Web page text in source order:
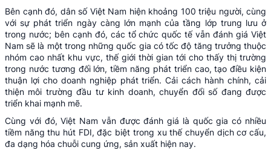
Bên cạnh đó, dân số Việt Nam hiện khoảng 100 triệu người, cùng
với sự phát triển ngày càng lớn mạnh của tầng lớp trung lưu ở
trong nước; bên cạnh đó, các tổ chức quốc tế vẫn đánh giá Việt
Nam sẽ là một trong những quốc gia có tốc độ tăng trưởng thuộc
nhóm cao nhất khu vực, thế giới thời gian tới cho thấy thị trường
trong nước tương đối lớn, tiềm năng phát triển cao, tạo điều kiện
thuận lợi cho doanh nghiệp phát triển. Cải cách hành chính, cải
thiện môi trường đầu tư kinh doanh, chuyển đổi số đang được
triển khai mạnh mẽ.
Cùng với đó, Việt Nam vẫn được đánh giá là quốc gia có nhiều
tiềm năng thu hút FDI, đặc biệt trong xu thế chuyển dịch cơ cấu,
đa dạng hóa chuỗi cung ứng, sản xuất hiện nay.